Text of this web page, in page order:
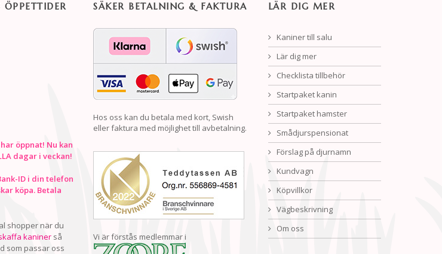
öppnat! Nu kan
dagar i veckan!
ID i din telefon
köpa. Betala
shopper när du
kaninerså
som passar oss
SÄKER BETALNING & FAKTURA
Hos oss kan du betala med kort, Swish
eller faktura med möjlighet till avbetalning.
Vi är förstås medlemmar i
LÄR DIG MER
Kaniner till salu
Lär dig mer
Checklista tillbehör
Startpaket kanin
Startpaket hamster
Smådjurspensionat
Förslag på djurnamn
Kundvagn
Köpvillkor
Vägbeskrivning
Om oss